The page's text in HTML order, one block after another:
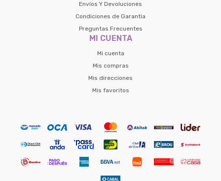
Envíos Y Devoluciones
Condiciones de Garantía
Preguntas Frecuentes
MI CUENTA
Mi cuenta
Mis compras
Mis direcciones
Mis favoritos